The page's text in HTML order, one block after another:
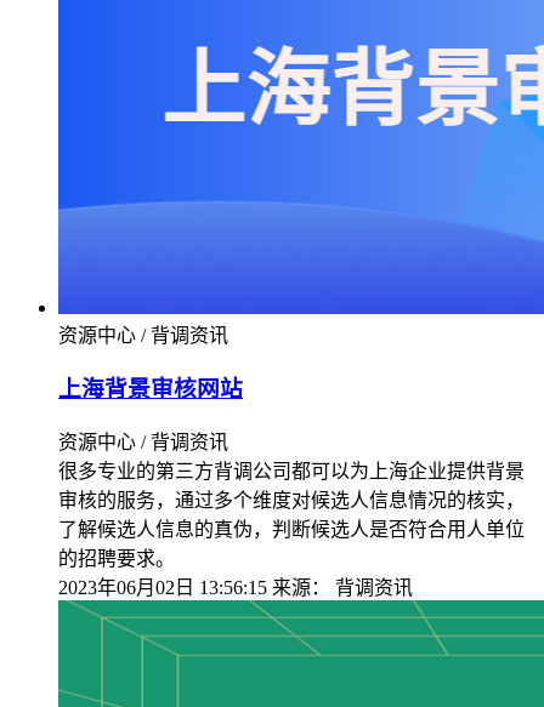
资源中心 / 背调资讯
上海背景审核网站
资源中心 / 背调资讯
很多专业的第三方背调公司都可以为上海企业提供背景
审核的服务，通过多个维度对候选人信息情况的核实，
了解候选人信息的真伪，判断候选人是否符合用人单位
的招聘要求。
2023年06月02日 13:56:15 来源： 背调资讯